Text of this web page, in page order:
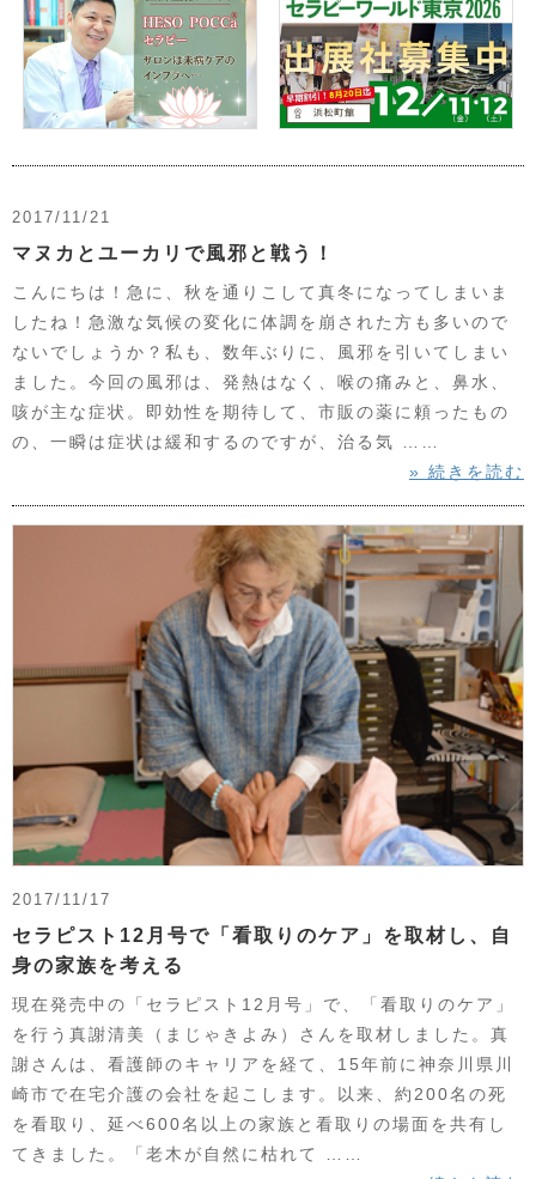
2017/11/21
マヌカとユーカリで風邪と戦う！
こんにちは！急に、秋を通りこして真冬になってしまいま
したね！急激な気候の変化に体調を崩された方も多いので
ないでしょうか？私も、数年ぶりに、風邪を引いてしまい
ました。今回の風邪は、発熱はなく、喉の痛みと、鼻水、
咳が主な症状。即効性を期待して、市販の薬に頼ったもの
の、一瞬は症状は緩和するのですが、治る気 ……
» 続きを読む
2017/11/17
セラピスト12月号で「看取りのケア」を取材し、自
身の家族を考える
現在発売中の「セラピスト12月号」で、「看取りのケア」
を行う真謝清美（まじゃきよみ）さんを取材しました。真
謝さんは、看護師のキャリアを経て、15年前に神奈川県川
崎市で在宅介護の会社を起こします。以来、約200名の死
を看取り、延べ600名以上の家族と看取りの場面を共有し
てきました。「老木が自然に枯れて ……